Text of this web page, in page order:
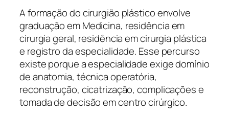
A formação do cirurgião plástico envolve
graduação em Medicina, residência em
cirurgia geral, residência em cirurgia plástica
e registro da especialidade. Esse percurso
existe porque a especialidade exige domínio
de anatomia, técnica operatória,
reconstrução, cicatrização, complicações e
tomada de decisão em centro cirúrgico.